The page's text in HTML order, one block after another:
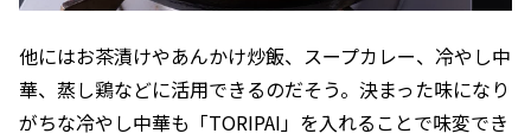
他にはお茶漬けやあんかけ炒飯、スープカレー、冷やし中
華、蒸し鶏などに活用できるのだそう。決まった味になり
がちな冷やし中華も「TORIPAI」を入れることで味変でき